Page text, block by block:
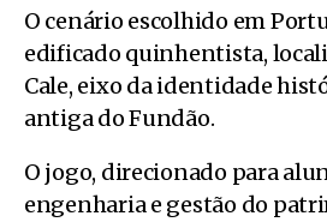
O cenário escolhido em
edificado quinhentista,
Cale, eixo da identidade
antiga do Fundão.
O jogo, direcionado para
engenharia e gestão do